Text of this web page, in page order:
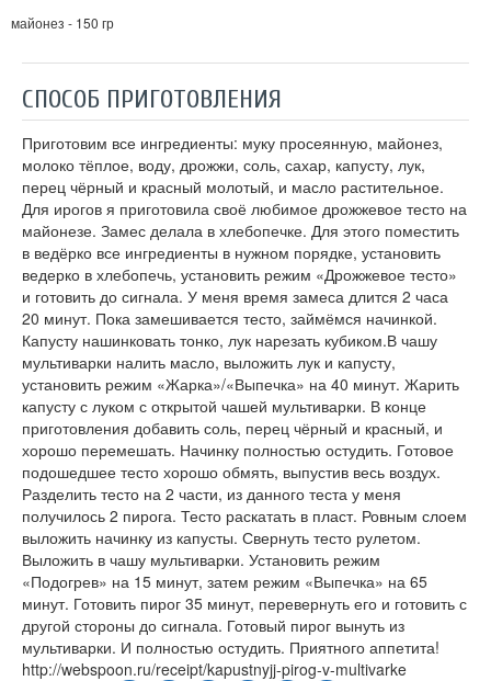
майонез - 150 гр
СПОСОБ ПРИГОТОВЛЕНИЯ
Приготовим все ингредиенты: муку просеянную, майонез,
молоко тёплое, воду, дрожжи, соль, сахар, капусту, лук,
перец чёрный и красный молотый, и масло растительное.
Для ирогов я приготовила своё любимое дрожжевое тесто на
майонезе. Замес делала в хлебопечке. Для этого поместить
в ведёрко все ингредиенты в нужном порядке, установить
ведерко в хлебопечь, установить режим «Дрожжевое тесто»
и готовить до сигнала. У меня время замеса длится 2 часа
20 минут. Пока замешивается тесто, займёмся начинкой.
Капусту нашинковать тонко, лук нарезать кубиком.В чашу
мультиварки налить масло, выложить лук и капусту,
установить режим «Жарка»/«Выпечка» на 40 минут. Жарить
капусту с луком с открытой чашей мультиварки. В конце
приготовления добавить соль, перец чёрный и красный, и
хорошо перемешать. Начинку полностью остудить. Готовое
подошедшее тесто хорошо обмять, выпустив весь воздух.
Разделить тесто на 2 части, из данного теста у меня
получилось 2 пирога. Тесто раскатать в пласт. Ровным слоем
выложить начинку из капусты. Свернуть тесто рулетом.
Выложить в чашу мультиварки. Установить режим
«Подогрев» на 15 минут, затем режим «Выпечка» на 65
минут. Готовить пирог 35 минут, перевернуть его и готовить с
другой стороны до сигнала. Готовый пирог вынуть из
мультиварки. И полностью остудить. Приятного аппетита!
http://webspoon.ru/receipt/kapustnyjj-pirog-v-multivarke